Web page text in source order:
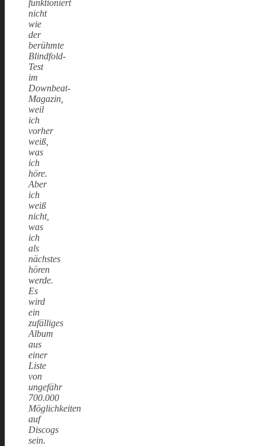
funktioniert
nicht
wie
der
berühmte
Blindfold-
Test
im
Downbeat-
Magazin,
weil
ich
vorher
weiß,
was
ich
höre.
Aber
ich
weiß
nicht,
was
ich
als
nächstes
hören
werde.
Es
wird
ein
zufälliges
Album
aus
einer
Liste
von
ungefähr
700.000
Möglichkeiten
auf
Discogs
sein.